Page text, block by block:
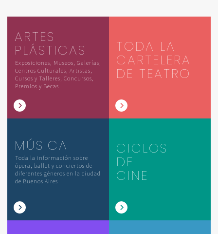
ARTES
PLÁSTICAS
Exposiciones, Museos, Galerías,
Centros Culturales, Artistas,
Cursos y Talleres, Concursos,
Premios y Becas
TODA LA
CARTELERA
DE TEATRO
MÚSICA
Toda la información sobre
ópera, ballet y conciertos de
diferentes géneros en la ciudad
de Buenos Aires
CICLOS
DE
CINE